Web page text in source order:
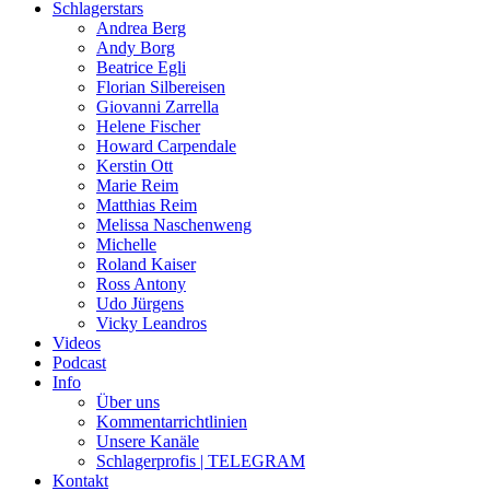
Schlagerstars
Andrea Berg
Andy Borg
Beatrice Egli
Florian Silbereisen
Giovanni Zarrella
Helene Fischer
Howard Carpendale
Kerstin Ott
Marie Reim
Matthias Reim
Melissa Naschenweng
Michelle
Roland Kaiser
Ross Antony
Udo Jürgens
Vicky Leandros
Videos
Podcast
Info
Über uns
Kommentarrichtlinien
Unsere Kanäle
Schlagerprofis | TELEGRAM
Kontakt